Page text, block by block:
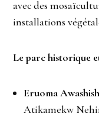
avec des
installations
Le parc historique
Eruoma
Atikamekw